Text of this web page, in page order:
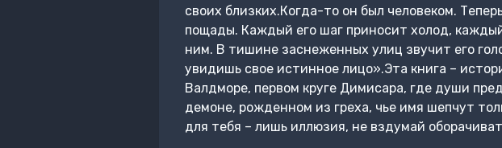
своих близких.Когда-то он был человеком.
пощады. Каждый его шаг приносит холод,
ним. В тишине заснеженных улиц звучит его
увидишь свое истинное лицо».Эта книга –
Валдморе, первом круге Димисара, где души
демоне, рожденном из греха, чье имя шепчут
для тебя – лишь иллюзия, не вздумай